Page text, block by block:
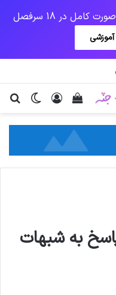
در 18 سرفصل
تغییر ورود
دیدن سبد خرید
به شبهات